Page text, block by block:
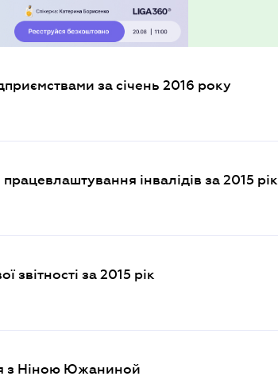
за січень 2016 року
інвалідів за 2015 рік
звітності за 2015 рік
з Ніною Южаниной